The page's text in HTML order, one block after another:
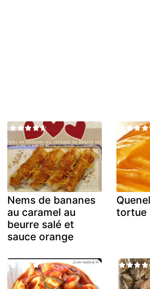
Nems de bananes
au caramel au
beurre salé et
sauce orange
tortue